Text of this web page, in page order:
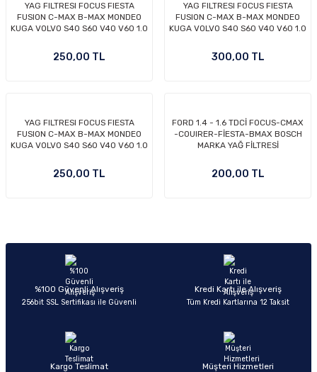
2015)
YAG FILTRESI FOCUS FIESTA
FUSION C-MAX B-MAX MONDEO
KUGA VOLVO S40 S60 V40 V60 1.0
ECOBOOST 95- BENZİNLİ
MODELLER İÇİN KISA TİP FİLTRE
250,00 TL
YAG FILTRESI FOCUS FIESTA
FUSION C-MAX B-MAX MONDEO
KUGA VOLVO S40 S60 V40 V60 1.0
ECOBOOST 95- BENZİNLİ
MODELLER İÇİN KISA TİP FİLTRE
300,00 TL
YAG FILTRESI FOCUS FIESTA
FUSION C-MAX B-MAX MONDEO
KUGA VOLVO S40 S60 V40 V60 1.0
ECOBOOST 95- BENZİNLİ
MODELLER İÇİN KISA TİP FİLTRE
250,00 TL
FORD 1.4 - 1.6 TDCİ FOCUS-CMAX
-COUIRER-FİESTA-BMAX BOSCH
MARKA YAĞ FİLTRESİ
200,00 TL
%100 Güvenli Alışveriş
256bit SSL Sertifikası ile Güvenli
Kredi Kartı ile Alışveriş
Tüm Kredi Kartlarına 12 Taksit
Kargo Teslimat Müşteri Hizmetleri